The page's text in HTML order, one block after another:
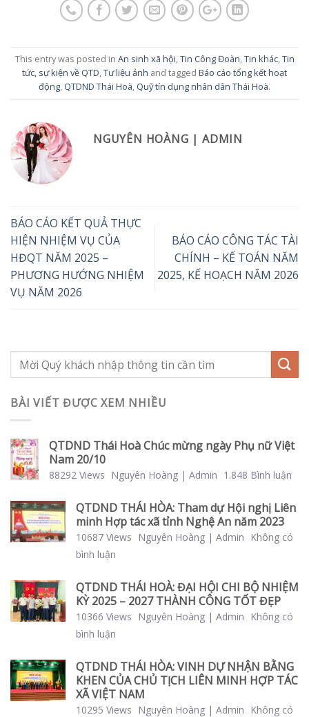
This entry was posted in An sinh xã hội,Tin Công Đoàn,Tin khác,Tin
tức, sự kiện về QTD,Tư liệu ảnh and tagged Báo cáo tổng kết hoạt
động, QTDND Thái Hoà, Quỹ tín dụng nhân dân Thái Hoà.
NGUYÊN HOÀNG | ADMIN
BÁO CÁO KẾT QUẢ THỰC
HIỆN NHIỆM VỤ CỦA
HĐQT NĂM 2025 –
PHƯƠNG HƯỚNG NHIỆM
VỤ NĂM 2026
BÁO CÁO CÔNG TÁC TÀI
CHÍNH – KẾ TOÁN NĂM
2025, KẾ HOẠCH NĂM 2026
BÀI VIẾT ĐƯỢC XEM NHIỀU
QTDND Thái Hoà Chúc mừng ngày Phụ nữ Việt
Nam 20/10
88292 Views Nguyên Hoàng | Admin 1.848 Bình luận
QTDND THÁI HÒA: Tham dự Hội nghị Liên
minh Hợp tác xã tỉnh Nghệ An năm 2023
10687 Views Nguyên Hoàng | Admin
Không có
bình luận
QTDND THÁI HOÀ: ĐẠI HỘI CHI BỘ NHIỆM
KỲ 2025 – 2027 THÀNH CÔNG TỐT ĐẸP
10366 Views Nguyên Hoàng | Admin
Không có
bình luận
QTDND THÁI HÒA: VINH DỰ NHẬN BẰNG
KHEN CỦA CHỦ TỊCH LIÊN MINH HỢP TÁC
XÃ VIỆT NAM
10295 Views Nguyên Hoàng | Admin
Không có